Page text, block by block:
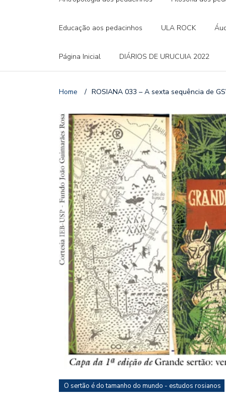
Educação aos pedacinhos ULA ROCK
Página Inicial DIÁRIOS DE URUCUIA 2022
Home / ROSIANA 033 – A sexta sequência de
O sertão é do tamanho do mundo - estudos rosianos